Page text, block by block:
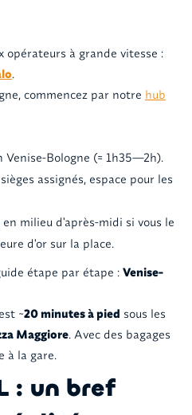
opérateurs à grande vitesse :
.
commencez par notre hub
Venise-Bologne (≈ 1h35—2h).
assignés, espace pour les
en milieu d'après-midi si vous le
d'or sur la place.
étape par étape : Venise-
~20 minutes à pied sous les
Maggiore. Avec des bagages
à la gare.
: un bref